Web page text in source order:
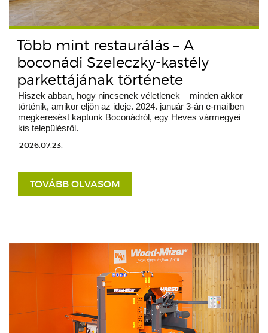
Több mint restaurálás – A
boconádi Szeleczky-kastély
parkettájának története
Hiszek abban, hogy nincsenek véletlenek – minden akkor
történik, amikor eljön az ideje. 2024. január 3-án e-mailben
megkeresést kaptunk Boconádról, egy Heves vármegyei
kis településről.
2026.07.23.
TOVÁBB OLVASOM